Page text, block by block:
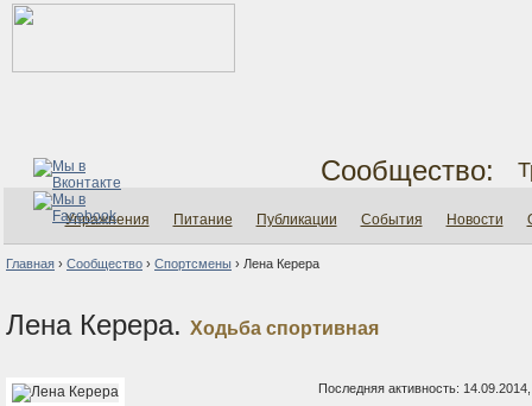
Сообщество:
Упражнения Питание Публикации События Новости
Главная › Сообщество › Спортсмены › Лена Керера
Лена Керера. Ходьба спортивная
Последняя активность: